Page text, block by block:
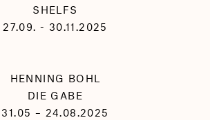
SHELFS
27.09. - 30.11.2025
HENNING BOHL
DIE GABE
31.05 – 24.08.2025